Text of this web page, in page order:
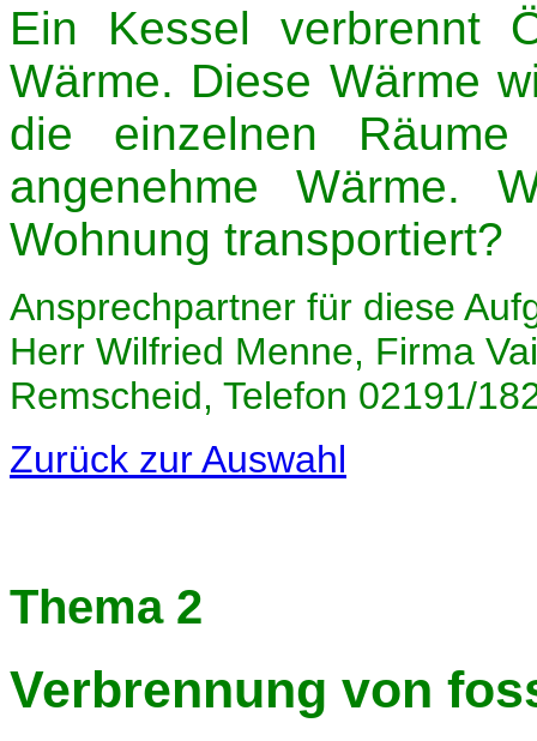
Ein Kessel verbrennt
Wärme. Diese Wärme
die einzelnen
angenehme Wärme.
Wohnung transportiert?
Ansprechpartner für diese
Herr Wilfried Menne, Firma
Remscheid, Telefon 02191/
Zurück zur Auswahl
Thema 2
Verbrennung von